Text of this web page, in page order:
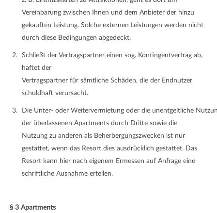
Vereinbarung zwischen Ihnen und dem Anbieter der hinzu
gekauften Leistung. Solche externen Leistungen werden nicht
durch diese Bedingungen abgedeckt.
Schließt der Vertragspartner einen sog. Kontingentvertrag ab,
haftet der
Vertragspartner für sämtliche Schäden, die der Endnutzer
schuldhaft verursacht.
Die Unter- oder Weitervermietung oder die unentgeltliche
der überlassenen Apartments durch Dritte sowie die
Nutzung zu anderen als Beherbergungszwecken ist nur
gestattet, wenn das Resort dies ausdrücklich gestattet. Das
Resort kann hier nach eigenem Ermessen auf Anfrage eine
schriftliche Ausnahme erteilen.
§ 3 Apartments